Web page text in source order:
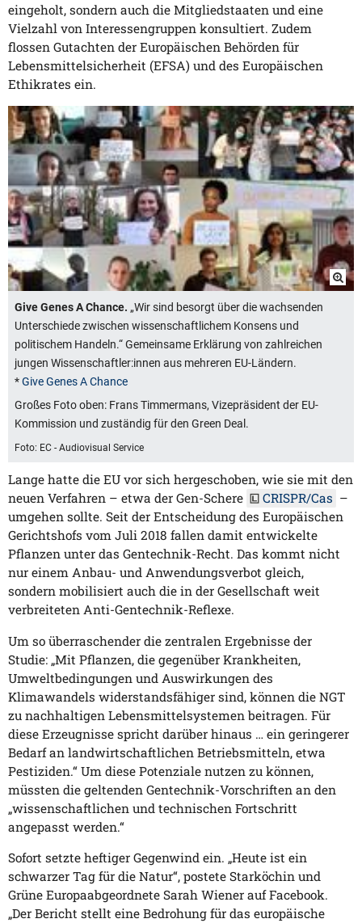
eingeholt, sondern auch die Mitgliedstaaten und eine
Vielzahl von Interessengruppen konsultiert. Zudem
flossen Gutachten der Europäischen Behörden für
Lebensmittelsicherheit (EFSA) und des Europäischen
Ethikrates ein.
Give Genes A Chance. „Wir sind besorgt über die wachsenden
Unterschiede zwischen wissenschaftlichem Konsens und
politischem Handeln.“ Gemeinsame Erklärung von zahlreichen
jungen Wissenschaftler:innen aus mehreren EU-Ländern.
*Give Genes A Chance
Großes Foto oben: Frans Timmermans, Vizepräsident der EU-
Kommission und zuständig für den Green Deal.
Foto: EC - Audiovisual Service
Lange hatte die EU vor sich hergeschoben, wie sie mit den
neuen Verfahren – etwa der Gen-Schere
CRISPR/Cas –
umgehen sollte. Seit der Entscheidung des Europäischen
Gerichtshofs vom Juli 2018 fallen damit entwickelte
Pflanzen unter das Gentechnik-Recht. Das kommt nicht
nur einem Anbau- und Anwendungsverbot gleich,
sondern mobilisiert auch die in der Gesellschaft weit
verbreiteten Anti-Gentechnik-Reflexe.
Um so überraschender die zentralen Ergebnisse der
Studie: „Mit Pflanzen, die gegenüber Krankheiten,
Umweltbedingungen und Auswirkungen des
Klimawandels widerstandsfähiger sind, können die NGT
zu nachhaltigen Lebensmittelsystemen beitragen. Für
diese Erzeugnisse spricht darüber hinaus … ein geringerer
Bedarf an landwirtschaftlichen Betriebsmitteln, etwa
Pestiziden.“ Um diese Potenziale nutzen zu können,
müssten die geltenden Gentechnik-Vorschriften an den
„wissenschaftlichen und technischen Fortschritt
angepasst werden.“
Sofort setzte heftiger Gegenwind ein. „Heute ist ein
schwarzer Tag für die Natur“, postete Starköchin und
Grüne Europaabgeordnete Sarah Wiener auf Facebook.
„Der Bericht stellt eine Bedrohung für das europäische